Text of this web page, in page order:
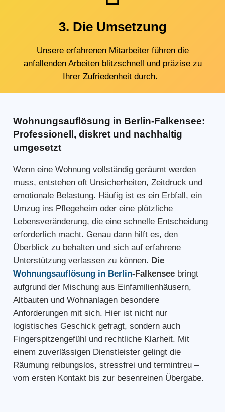
3. Die Umsetzung
Unsere erfahrenen Mitarbeiter führen die
anfallenden Arbeiten blitzschnell und präzise zu
Ihrer Zufriedenheit durch.
Wohnungsauflösung in Berlin-Falkensee:
Professionell, diskret und nachhaltig
umgesetzt
Wenn eine Wohnung vollständig geräumt werden
muss, entstehen oft Unsicherheiten, Zeitdruck und
emotionale Belastung. Häufig ist es ein Erbfall, ein
Umzug ins Pflegeheim oder eine plötzliche
Lebensveränderung, die eine schnelle Entscheidung
erforderlich macht. Genau dann hilft es, den
Überblick zu behalten und sich auf erfahrene
Unterstützung verlassen zu können. Die
Wohnungsauflösung in Berlin-Falkenseebringt
aufgrund der Mischung aus Einfamilienhäusern,
Altbauten und Wohnanlagen besondere
Anforderungen mit sich. Hier ist nicht nur
logistisches Geschick gefragt, sondern auch
Fingerspitzengefühl und rechtliche Klarheit. Mit
einem zuverlässigen Dienstleister gelingt die
Räumung reibungslos, stressfrei und termintreu –
vom ersten Kontakt bis zur besenreinen Übergabe.